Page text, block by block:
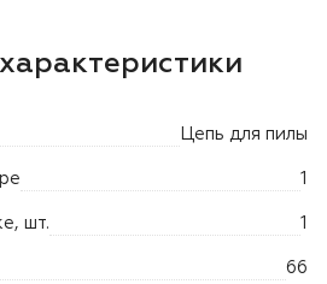
Цепь для пилы
1
шт. 1
66